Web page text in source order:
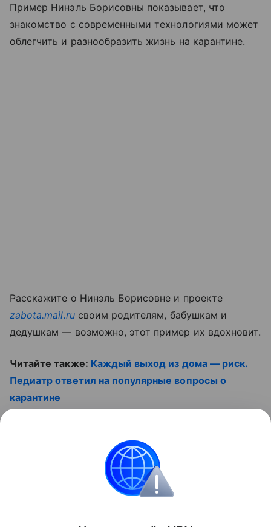
Пример Нинэль Борисовны показывает, что
знакомство с современными технологиями может
облегчить и разнообразить жизнь на карантине.
Расскажите о Нинэль Борисовне и проекте
zabota.mail.ru своим родителям, бабушкам и
дедушкам — возможно, этот пример их вдохновит.
Читайте также: Каждый выход из дома — риск.
Педиатр ответил на популярные вопросы о
карантине
Контент недоступен